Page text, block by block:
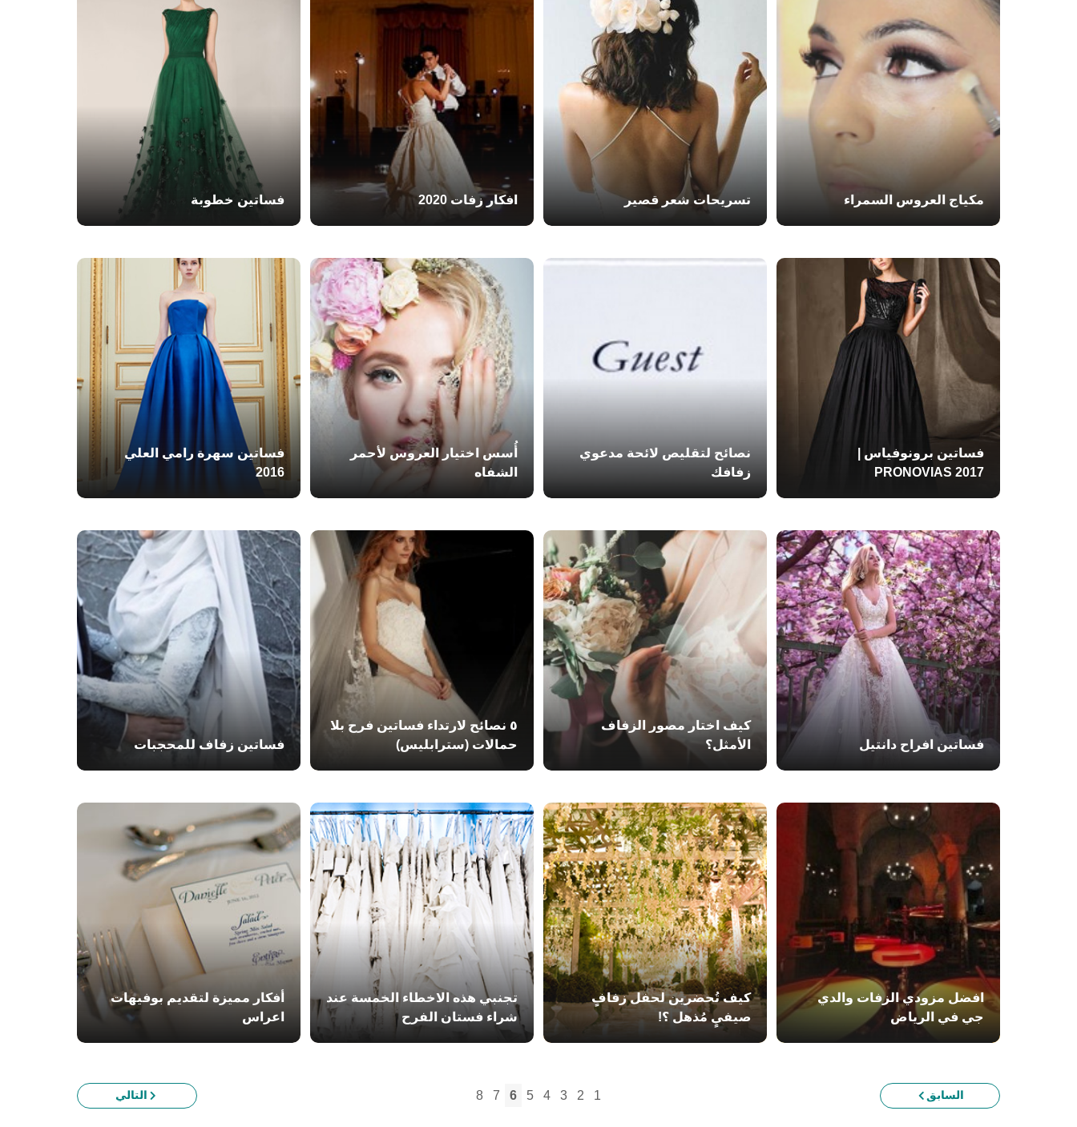
مكياج العروس السمراء تسريحات شعر قصير افكار زفات 2020 فساتين خطوبة
فساتين برونوفياس |
PRONOVIAS 2017
نصائح لتقليص لائحة مدعوي
زفافك
أُسس اختيار العروس لأحمر
الشفاه
فساتين سهرة رامي العلي
2016
فساتين افراح دانتيل
كيف اختار مصور الزفاف
الأمثل؟
٥ نصائح لارتداء فساتين فرح بلا
حمالات (سترابليس)
فساتين زفاف للمحجبات
افضل مزودي الزفات والدي
جي في الرياض
كيف تُحضرين لحفل زفافٍ
صيفيٍ مُذهل ؟!
تجنبي هذه الاخطاء الخمسة عند
شراء فستان الفرح
أفكار مميزة لتقديم بوفيهات
اعراس
السابق 1
2
3
4
5
6
7
8 التالي